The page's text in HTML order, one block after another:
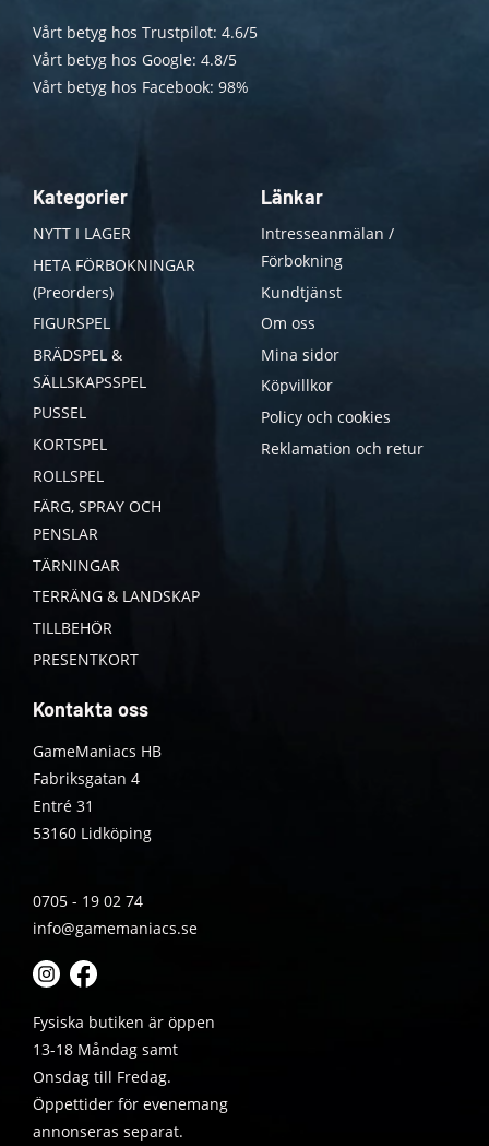
Vårt betyg hos Trustpilot: 4.6/5
Vårt betyg hos Google: 4.8/5
Vårt betyg hos Facebook: 98%
Kategorier
NYTT I LAGER
HETA FÖRBOKNINGAR
(Preorders)
FIGURSPEL
BRÄDSPEL &
SÄLLSKAPSSPEL
PUSSEL
KORTSPEL
ROLLSPEL
FÄRG, SPRAY OCH
PENSLAR
TÄRNINGAR
TERRÄNG & LANDSKAP
TILLBEHÖR
PRESENTKORT
Länkar
Intresseanmälan /
Förbokning
Kundtjänst
Om oss
Mina sidor
Köpvillkor
Policy och cookies
Reklamation och retur
Kontakta oss
GameManiacs HB
Fabriksgatan 4
Entré 31
53160 Lidköping
0705 - 19 02 74
info@gamemaniacs.se
Fysiska butiken är öppen
13-18 Måndag samt
Onsdag till Fredag.
Öppettider för evenemang
annonseras separat.